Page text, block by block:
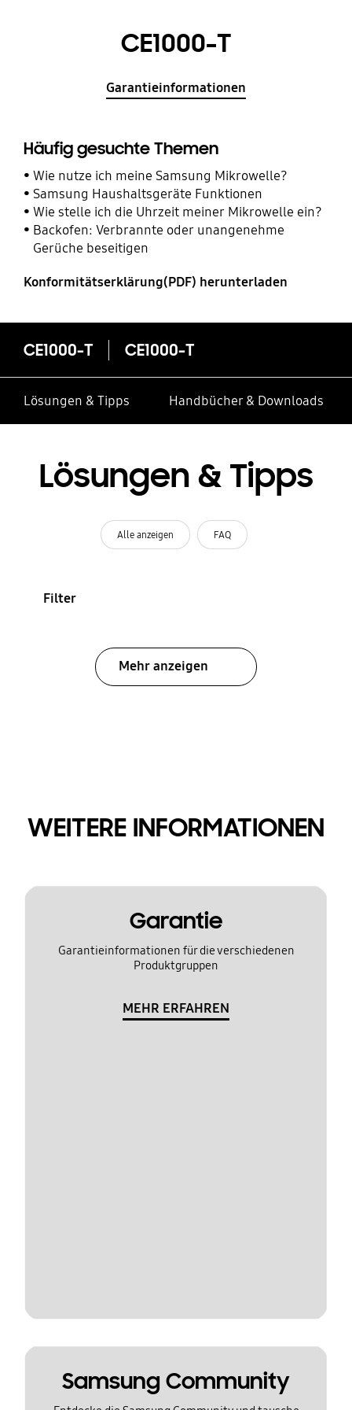
CE1000-T
Garantieinformationen
Häufig gesuchte Themen
Wie nutze ich meine Samsung Mikrowelle?
Samsung Haushaltsgeräte Funktionen
Wie stelle ich die Uhrzeit meiner Mikrowelle ein?
Backofen: Verbrannte oder unangenehme
Gerüche beseitigen
Konformitätserklärung(PDF) herunterladen
CE1000-T CE1000-T
Lösungen & Tipps Handbücher & Downloads
Lösungen & Tipps
Alle anzeigen FAQ
Filter
Mehr anzeigen
WEITERE INFORMATIONEN
Garantie
Garantieinformationen für die verschiedenen
Produktgruppen
MEHR ERFAHREN
Samsung Community